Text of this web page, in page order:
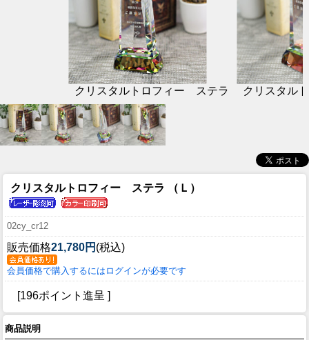
クリスタルトロフィー ステラ クリスタル
クリスタルトロフィー ステラ （Ｌ）
02cy_cr12
販売価格21,780円 (税込)
会員価格で購入するにはログインが必要です
[196ポイント進呈 ]
商品説明